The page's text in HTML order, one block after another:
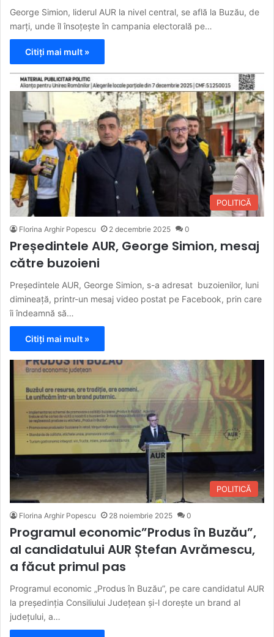
George Simion, liderul AUR la nivel central, se află la Buzău, de
marți, unde îl însoțește în campania electorală pe…
Citiți mai mult »
POLITICĂ
Florina Arghir Popescu 2 decembrie 2025 0
Președintele AUR, George Simion, mesaj
către buzoieni
Președintele AUR, George Simion, s-a adresat buzoienilor, luni
dimineață, printr-un mesaj video postat pe Facebook, prin care
îi îndeamnă să…
Citiți mai mult »
POLITICĂ
Florina Arghir Popescu 28 noiembrie 2025 0
Programul economic”Produs în Buzău”,
al candidatului AUR Ștefan Avrămescu,
a făcut primul pas
Programul economic „Produs în Buzău”, pe care candidatul AUR
la președinția Consiliului Județean și-l dorește un brand al
judeţului, a…